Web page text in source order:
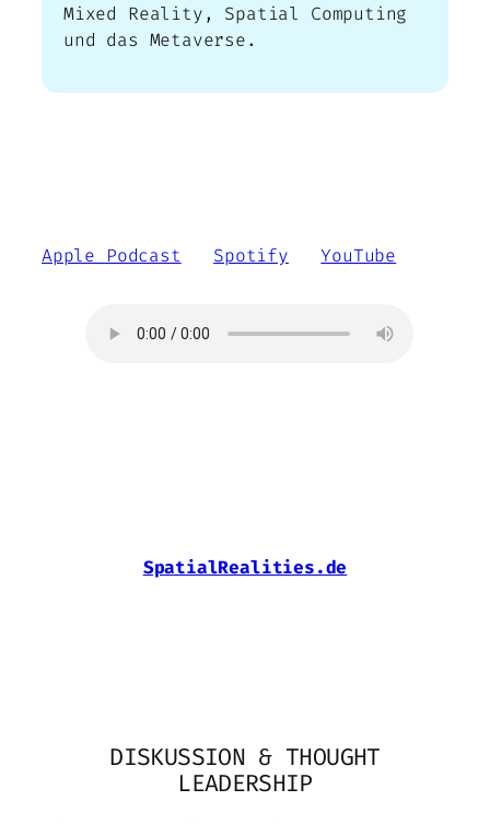
Mixed Reality, Spatial Computing
und das Metaverse.
Apple Podcast
Spotify |YouTube
SpatialRealities.de
DISKUSSION & THOUGHT
LEADERSHIP